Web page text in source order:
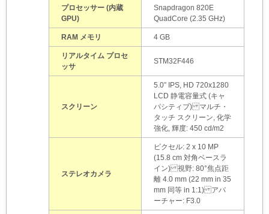
プロセッサー (内蔵
GPU)
Snapdragon 820E
QuadCore (2.35 GHz)
RAM メモリ 4 GB
リアルタイム プロセ
ッサ
STM32F446
スクリーン
5.0” IPS, HD 720x1280
LCD 静電容量式 (キャ
パシティブ) マルチ・
タッチ スクリーン, 化学
強化, 輝度: 450 cd/m2
ステレオカメラ
ピクセル: 2 x 10 MP
(15.8 cm 対角ベースラ
イン) 視野: 80° 焦点距
離 4.0 mm (22 mm in 35
mm 同等 in 1:1) アパ
ーチャー: F3.0